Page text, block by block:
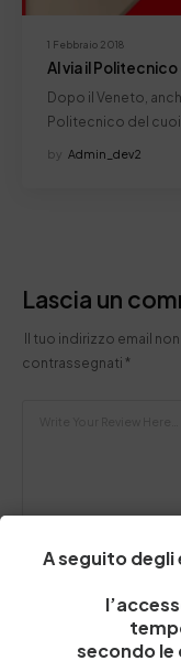
1 Febbraio 2018
Al via il
Dopo il Veneto,
Politecnico del
by Admin_dev2
Lascia un
Il tuo indirizzo email
contrassegnati *
A seguito degli
secondo le